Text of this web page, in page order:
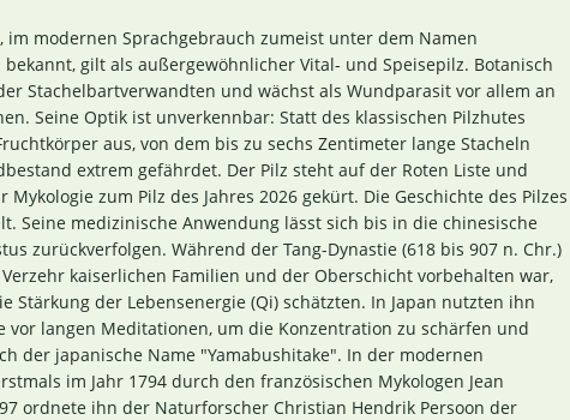
im modernen Sprachgebrauch zumeist unter dem Namen
gilt als außergewöhnlicher Vital- und Speisepilz. Botanisch
Stachelbartverwandten und wächst als Wundparasit vor allem an
Seine Optik ist unverkennbar: Statt des klassischen Pilzhutes
aus, von dem bis zu sechs Zentimeter lange Stacheln
extrem gefährdet. Der Pilz steht auf der Roten Liste und
zum Pilz des Jahres 2026 gekürt. Die Geschichte des Pilzes
Seine medizinische Anwendung lässt sich bis in die chinesische
zurückverfolgen. Während der Tang-Dynastie (618 bis 907 n. Chr.)
kaiserlichen Familien und der Oberschicht vorbehalten war,
Stärkung der Lebensenergie (Qi) schätzten. In Japan nutzten ihn
langen Meditationen, um die Konzentration zu schärfen und
der japanische Name "Yamabushitake". In der modernen
im Jahr 1794 durch den französischen Mykologen Jean
ordnete ihn der Naturforscher Christian Hendrik Persoon der